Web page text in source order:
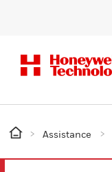
Assistance